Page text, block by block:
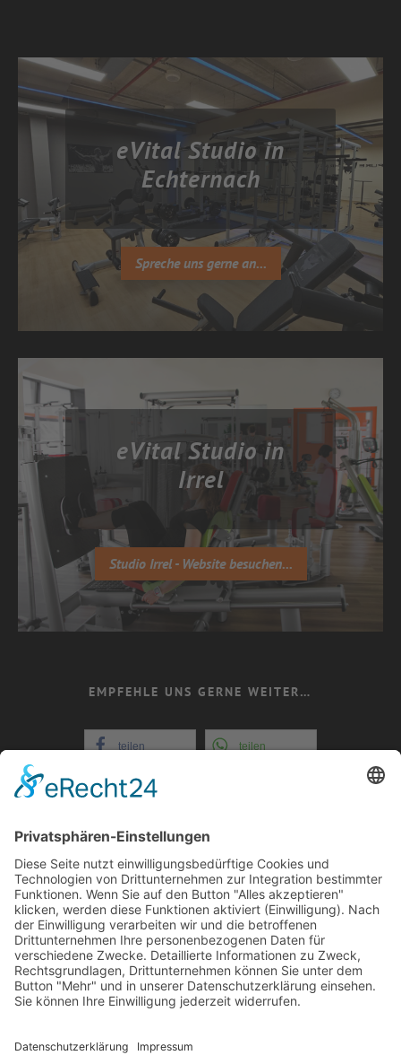
eVital Studio in
Echternach
Spreche uns gerne an...
eVital Studio in
Irrel
Studio Irrel - Website besuchen...
EMPFEHLE UNS GERNE WEITER…
teilen teilen
teilen
+352 26721808
E-Mail: info@evital-
echternach.lu
COOKIE-EINSTELLUNGEN